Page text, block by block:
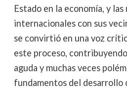
Estado en la economía, y
internacionales con sus
se convirtió en una voz
este proceso,
aguda y muchas veces
fundamentos del desarrollo